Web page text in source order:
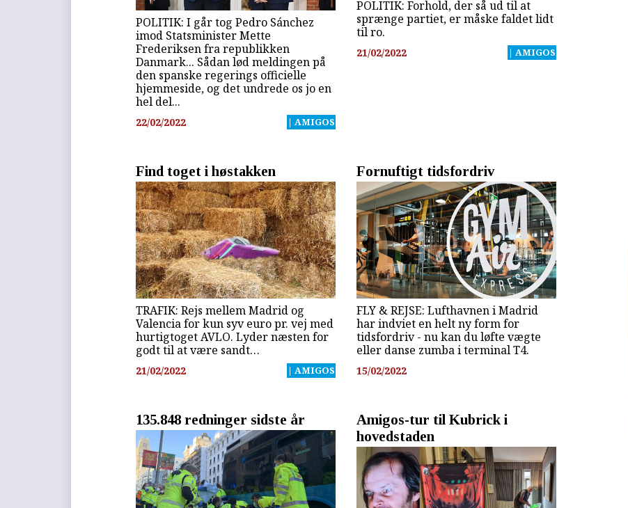
POLITIK: I går tog Pedro Sánchez
imod Statsminister Mette
Frederiksen fra republikken
Danmark... Sådan lød meldingen på
den spanske regerings officielle
hjemmeside, og det undrede os jo en
hel del...
22/02/2022 | AMIGOS
POLITIK: Forhold, der så ud til at
sprænge partiet, er måske faldet lidt
til ro.
21/02/2022 | AMIGOS
Find toget i høstakken
TRAFIK: Rejs mellem Madrid og
Valencia for kun syv euro pr. vej med
hurtigtoget AVLO. Lyder næsten for
godt til at være sandt…
21/02/2022 | AMIGOS
Fornuftigt tidsfordriv
FLY & REJSE: Lufthavnen i Madrid
har indviet en helt ny form for
tidsfordriv - nu kan du løfte vægte
eller danse zumba i terminal T4.
15/02/2022
135.848 redninger sidste år
Amigos-tur til Kubrick i
hovedstaden